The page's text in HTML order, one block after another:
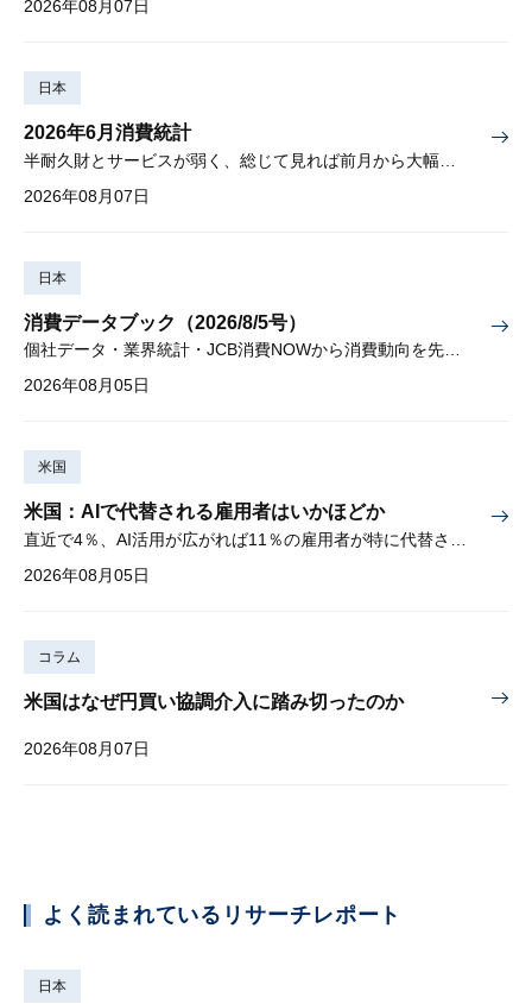
2026年08月07日
日本
2026年6月消費統計
2026年08月07日
日本
消費データブック（2026/8/5号）
個社データ・業界統計・JCB消費NOWから消費動向を先取り
2026年08月05日
米国
米国：AIで代替される雇用者はいかほどか
2026年08月05日
コラム
米国はなぜ円買い協調介入に踏み切ったのか
2026年08月07日
よく読まれているリサーチレポート
日本